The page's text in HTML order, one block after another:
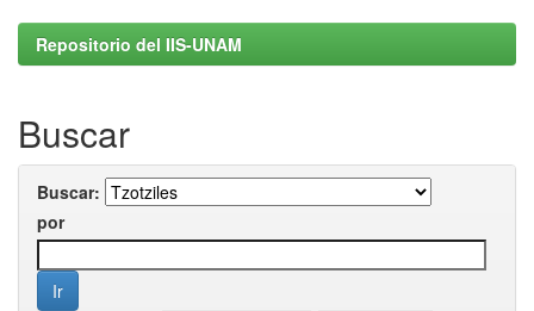
Repositorio del IIS-UNAM
Buscar
Buscar:
por